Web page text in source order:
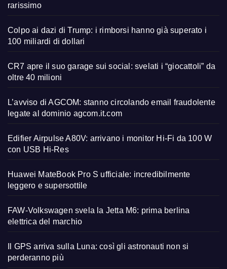
rarissimo
Colpo ai dazi di Trump: i rimborsi hanno già superato i
100 miliardi di dollari
CR7 apre il suo garage sui social: svelati i “giocattoli” da
oltre 40 milioni
L’avviso di AGCOM: stanno circolando email fraudolente
legate al dominio agcom.it.com
Edifier Airpulse A80V: arrivano i monitor Hi-Fi da 100 W
con USB Hi-Res
Huawei MateBook Pro S ufficiale: incredibilmente
leggero e supersottile
FAW-Volkswagen svela la Jetta M6: prima berlina
elettrica del marchio
Il GPS arriva sulla Luna: così gli astronauti non si
perderanno più